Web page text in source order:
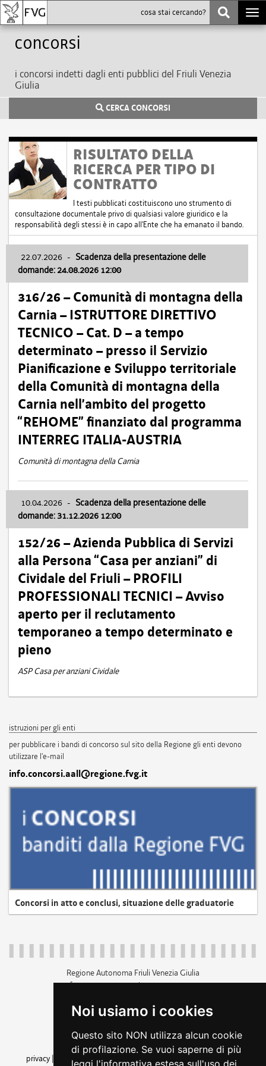
Noi usiamo i cookies
Questo sito NON utilizza alcun cookie
di profilazione. Se vuoi saperne di più
leggi l'informativa estesa sull'uso dei
Concorsi
i concorsi indetti dagli enti pubblici del Friuli Venezia
Giulia
CERCA CONCORSI
RISULTATO DELLA
RICERCA PER TIPO DI
CONTRATTO
I testi pubblicati costituiscono uno strumento di
consultazione documentale privo di qualsiasi valore giuridico e la
responsabilità degli stessi è in capo all'Ente che ha emanato il bando.
22.07.2026 - Scadenza della presentazione delle
domande: 24.08.2026 12:00
316/26 – Comunità di montagna della
Carnia – ISTRUTTORE DIRETTIVO
TECNICO – Cat. D – a tempo
determinato – presso il Servizio
Pianificazione e Sviluppo territoriale
della Comunità di montagna della
Carnia nell’ambito del progetto
“REHOME” finanziato dal programma
INTERREG ITALIA-AUSTRIA
Comunità di montagna della Carnia
10.04.2026 - Scadenza della presentazione delle
domande: 31.12.2026 12:00
152/26 – Azienda Pubblica di Servizi
alla Persona “Casa per anziani” di
Cividale del Friuli – PROFILI
PROFESSIONALI TECNICI – Avviso
aperto per il reclutamento
temporaneo a tempo determinato e
pieno
ASP Casa per anziani Cividale
istruzioni per gli enti
per pubblicare i bandi di concorso sul sito della Regione gli enti devono
utilizzare l'e-mail
info.concorsi.aall@regione.fvg.it
Concorsi in atto e conclusi, situazione delle graduatorie
Regione Autonoma Friuli Venezia Giulia
c.f. 80014930327; p.iva 00526040324
+39 040 3771111
amministrazione trasparente
privacy
cookie |note legali accessibilità
dichiarazione di